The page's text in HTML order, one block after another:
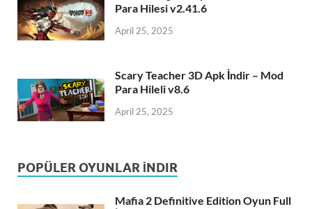
Para Hilesi v2.41.6
April 25, 2025
Scary Teacher 3D Apk İndir – Mod
Para Hileli v8.6
April 25, 2025
POPÜLER OYUNLAR İNDIR
Mafia 2 Definitive Edition Oyun Full